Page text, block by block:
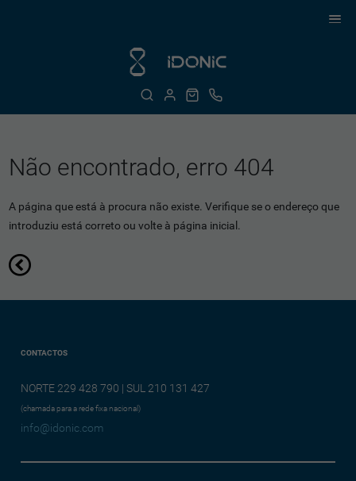
Não encontrado, erro 404
A página que está à procura não existe. Verifique se o endereço que
introduziu está correto ou volte à página inicial.
CONTACTOS
NORTE 229 428 790 | SUL 210 131 427
(chamada para a rede fixa nacional)
info@idonic.com